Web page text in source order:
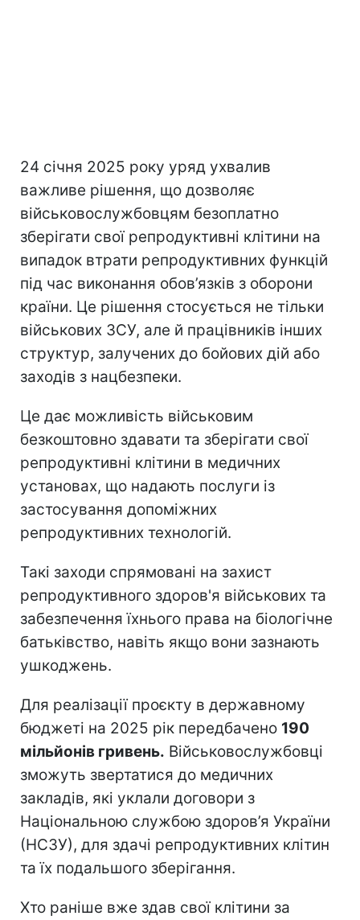
24 січня 2025 року уряд ухвалив
важливе рішення, що дозволяє
військовослужбовцям безоплатно
зберігати свої репродуктивні клітини на
випадок втрати репродуктивних функцій
під час виконання обов’язків з оборони
країни. Це рішення стосується не тільки
військових ЗСУ, але й працівників інших
структур, залучених до бойових дій або
заходів з нацбезпеки.
Це дає можливість військовим
безкоштовно здавати та зберігати свої
репродуктивні клітини в медичних
установах, що надають послуги із
застосування допоміжних
репродуктивних технологій.
Такі заходи спрямовані на захист
репродуктивного здоров'я військових та
забезпечення їхнього права на біологічне
батьківство, навіть якщо вони зазнають
ушкоджень.
Для реалізації проєкту в державному
бюджеті на 2025 рік передбачено 190
мільйонів гривень. Військовослужбовці
зможуть звертатися до медичних
закладів, які уклали договори з
Національною службою здоров’я України
(НСЗУ), для здачі репродуктивних клітин
та їх подальшого зберігання.
Хто раніше вже здав свої клітини за